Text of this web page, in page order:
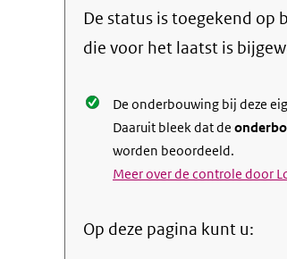
De status is toegekend op
die voor het laatst is
De onderbouwing bij deze
Daaruit bleek dat de
worden beoordeeld.
Meer over de controle door
Op deze pagina kunt u: